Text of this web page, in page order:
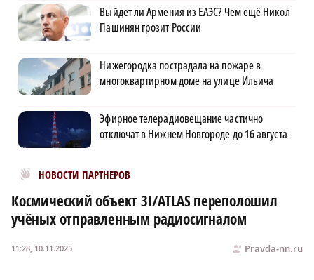
Выйдет ли Армения из ЕАЭС? Чем ещё Никол
Пашинян грозит России
Нижегородка пострадала на пожаре в
многоквартирном доме на улице Ильича
Эфирное телерадиовещание частично
отключат в Нижнем Новгороде до 16 августа
НОВОСТИ ПАРТНЕРОВ
Новости МирТесен
Космический объект 3I/ATLAS переполошил
учёных отправленным радиосигналом
Pravda-nn.ru
11:28, 10.11.2025